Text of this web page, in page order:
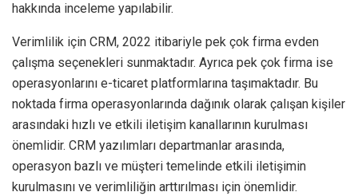
hakkında inceleme yapılabilir.
Verimlilik için CRM, 2022 itibariyle pek çok firma evden
çalışma seçenekleri sunmaktadır. Ayrıca pek çok firma ise
operasyonlarını e-ticaret platformlarına taşımaktadır. Bu
noktada firma operasyonlarında dağınık olarak çalışan kişiler
arasındaki hızlı ve etkili iletişim kanallarının kurulması
önemlidir. CRM yazılımları departmanlar arasında,
operasyon bazlı ve müşteri temelinde etkili iletişimin
kurulmasını ve verimliliğin arttırılması için önemlidir.